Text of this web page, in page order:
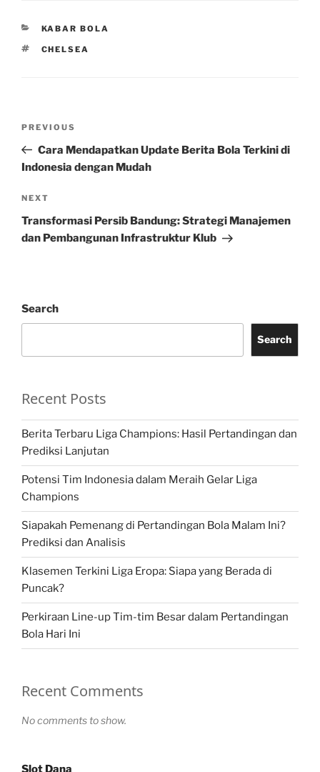
CATEGORIES
KABAR BOLA
TAGS
CHELSEA
Previous
Post
PREVIOUS
Cara Mendapatkan Update Berita Bola Terkini di
Indonesia dengan Mudah
Next
Post
NEXT
Transformasi Persib Bandung: Strategi Manajemen
dan Pembangunan Infrastruktur Klub
Search
Search
Recent Posts
Berita Terbaru Liga Champions: Hasil Pertandingan dan
Prediksi Lanjutan
Potensi Tim Indonesia dalam Meraih Gelar Liga
Champions
Siapakah Pemenang di Pertandingan Bola Malam Ini?
Prediksi dan Analisis
Klasemen Terkini Liga Eropa: Siapa yang Berada di
Puncak?
Perkiraan Line-up Tim-tim Besar dalam Pertandingan
Bola Hari Ini
Recent Comments
No comments to show.
Slot Dana